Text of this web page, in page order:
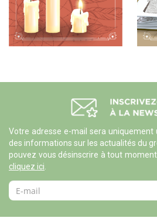
Votre adresse e-mail sera uniquement
des informations sur les actualités du
pouvez vous désinscrire à tout
cliquez ici